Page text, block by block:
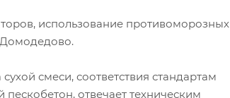
использование противоморозных
Домодедово.
смеси, соответствия стандартам
отвечает техническим